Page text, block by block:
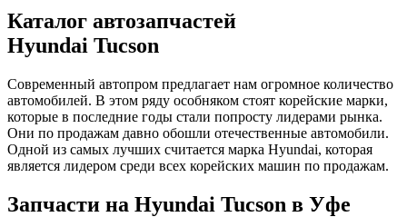
Каталог автозапчастей
Hyundai Tucson
Современный автопром предлагает нам огромное количество
автомобилей. В этом ряду особняком стоят корейские марки,
которые в последние годы стали попросту лидерами рынка.
Они по продажам давно обошли отечественные автомобили.
Одной из самых лучших считается марка Hyundai, которая
является лидером среди всех корейских машин по продажам.
Запчасти на Hyundai Tucson в Уфе